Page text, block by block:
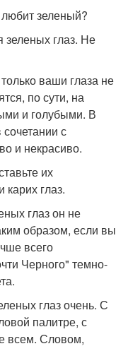
зеленый?
зеленых глаз. Не
ваши глаза не
по сути, на
и голубыми. В
с
и некрасиво.
их
глаз.
глаз он не
образом, если вы
всего
Черного" темно-
глаз очень. С
палитре, с
всем. Словом,